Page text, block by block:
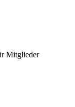
Mitglieder